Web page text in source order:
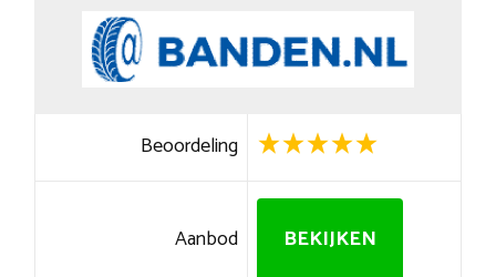
Beoordeling
Aanbod BEKIJKEN